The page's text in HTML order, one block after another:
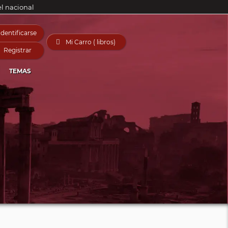
nacional
Registrar
 Mi Carro ( libros)
TEMAS